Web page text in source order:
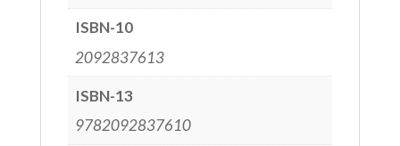
ISBN-10
2092837613
ISBN-13
9782092837610